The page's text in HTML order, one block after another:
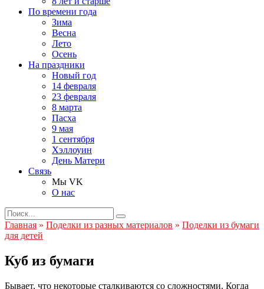
По времени года
Зима
Весна
Лето
Осень
На праздники
Новый год
14 февраля
23 февраля
8 марта
Пасха
9 мая
1 сентября
Хэллоуин
День Матери
Связь
Мы VK
О нас
Search
for:
Главная » Поделки из разных материалов » Поделки из бумаги
для детей
Куб из бумаги
Бывает, что некоторые сталкиваются со сложностями. Когда